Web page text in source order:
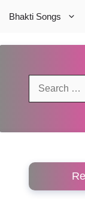
Bhakti Songs